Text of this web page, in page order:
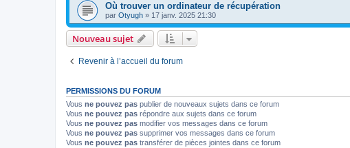
Où trouver un ordinateur de récupération
par Otyugh » 17 janv. 2025 21:30
Nouveau sujet
Revenir à l’accueil du forum
PERMISSIONS DU FORUM
Vous ne pouvez pas publier de nouveaux sujets dans ce forum
Vous ne pouvez pas répondre aux sujets dans ce forum
Vous ne pouvez pas modifier vos messages dans ce forum
Vous ne pouvez pas supprimer vos messages dans ce forum
Vous ne pouvez pas transférer de pièces jointes dans ce forum